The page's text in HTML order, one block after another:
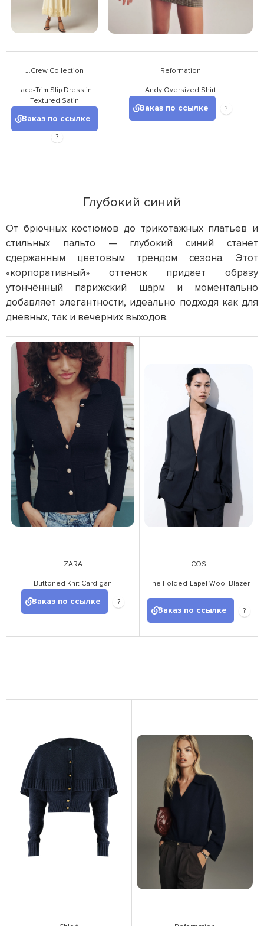
J.Crew Collection
Lace-Trim Slip Dress in
Textured Satin
Заказ по ссылке
?
Reformation
Andy Oversized Shirt
Заказ по ссылке ?
Глубокий синий
От брючных костюмов до трикотажных платьев и
стильных пальто — глубокий синий станет
сдержанным цветовым трендом сезона. Этот
«корпоративный» оттенок придаёт образу
утончённый парижский шарм и моментально
добавляет элегантности, идеально подходя как для
дневных, так и вечерних выходов.
ZARA
Buttoned Knit Cardigan
Заказ по ссылке ?
COS
The Folded-Lapel Wool Blazer
Заказ по ссылке ?